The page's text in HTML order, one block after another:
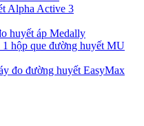
Alpha Active 3
huyết áp Medally
hộp que đường huyết MU
đo đường huyết EasyMax